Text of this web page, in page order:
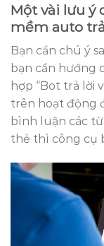
Một vài lưu ý
mềm auto
Bạn cần chú ý
bạn cần hướng
hợp “Bot trả lời
trên hoạt động
bình luận các
thẻ thì công cụ